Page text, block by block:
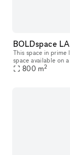
BOLDspace LA
This space in prime
space available on
services, there is
800 m2